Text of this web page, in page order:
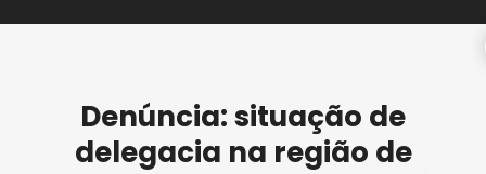
Denúncia: situação de
delegacia na região de